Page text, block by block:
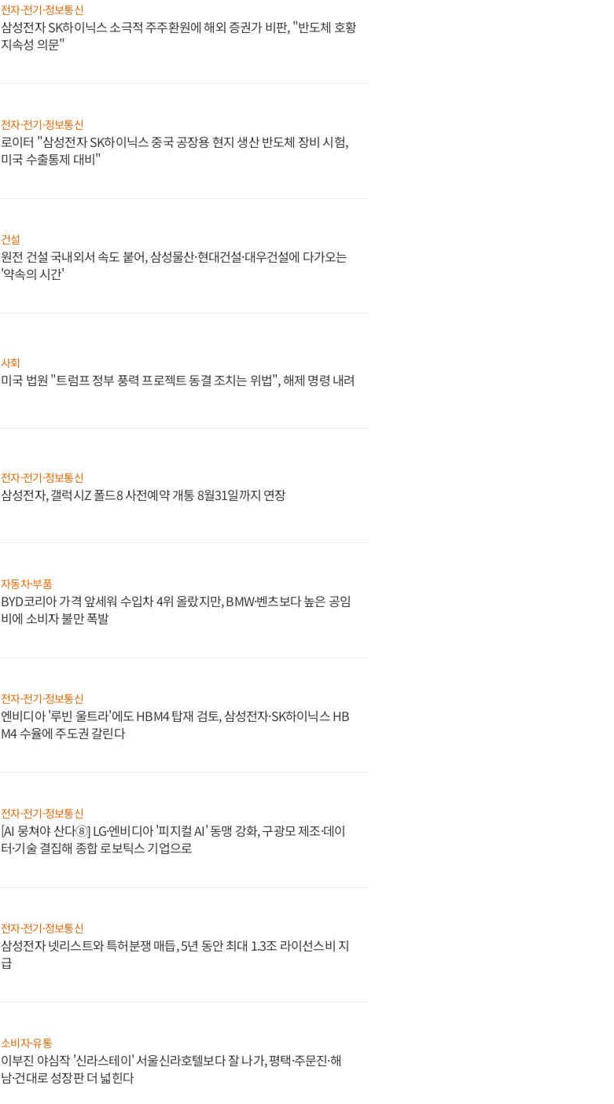
전자·전기·정보통신
삼성전자 SK하이닉스 소극적 주주환원에 해외 증권가 비판, "반도체 호황
지속성 의문"
전자·전기·정보통신
로이터 "삼성전자 SK하이닉스 중국 공장용 현지 생산 반도체 장비 시험,
미국 수출통제 대비"
건설
원전 건설 국내외서 속도 붙어, 삼성물산·현대건설·대우건설에 다가오는
'약속의 시간'
사회
미국 법원 "트럼프 정부 풍력 프로젝트 동결 조치는 위법", 해제 명령 내려
전자·전기·정보통신
삼성전자, 갤럭시Z 폴드8 사전예약 개통 8월31일까지 연장
자동차·부품
BYD코리아 가격 앞세워 수입차 4위 올랐지만, BMW·벤츠보다 높은 공임
비에 소비자 불만 폭발
전자·전기·정보통신
엔비디아 '루빈 울트라'에도 HBM4 탑재 검토, 삼성전자·SK하이닉스 HB
M4 수율에 주도권 갈린다
전자·전기·정보통신
[AI 뭉쳐야 산다⑧] LG·엔비디아 '피지컬 AI' 동맹 강화, 구광모 제조·데이
터·기술 결집해 종합 로보틱스 기업으로
전자·전기·정보통신
삼성전자 넷리스트와 특허분쟁 매듭, 5년 동안 최대 1.3조 라이선스비 지
급
소비자·유통
이부진 야심작 '신라스테이' 서울신라호텔보다 잘 나가, 평택·주문진·해
남·건대로 성장판 더 넓힌다